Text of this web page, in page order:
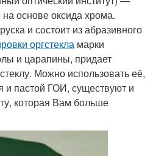
основе оксида хрома.
и состоит из абразивного
оргстекла марки
и царапины, придает
Можно использовать её,
и пастой ГОИ, существуют и
которая Вам больше